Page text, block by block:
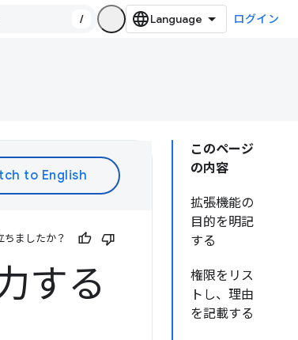
/ ログイン
このページ
の内容
拡張機能の
目的を明記
する
権限をリス
トし、理由
を記載する
ちましたか？
する